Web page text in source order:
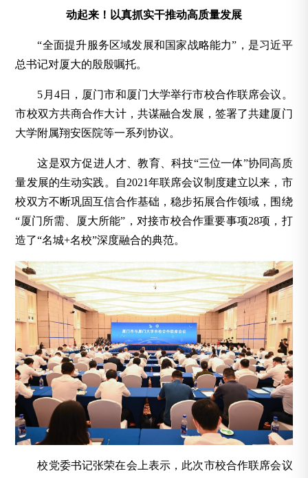
动起来！以真抓实干推动高质量发展
“全面提升服务区域发展和国家战略能力”，是习近平
总书记对厦大的殷殷嘱托。
5月4日，厦门市和厦门大学举行市校合作联席会议。
市校双方共商合作大计，共谋融合发展，签署了共建厦门
大学附属翔安医院等一系列协议。
这是双方促进人才、教育、科技“三位一体”协同高质
量发展的生动实践。自2021年联席会议制度建立以来，市
校双方不断巩固互信合作基础，稳步拓展合作领域，围绕
“厦门所需、厦大所能”，对接市校合作重要事项28项，打
造了“名城+名校”深度融合的典范。
校党委书记张荣在会上表示，此次市校合作联席会议